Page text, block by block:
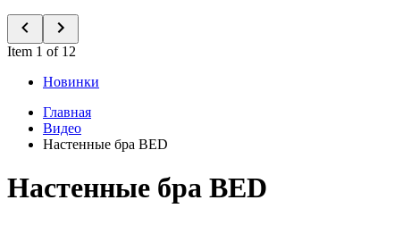
Item 1 of 12
Новинки
Главная
Видео
Настенные бра BED
Настенные бра BED